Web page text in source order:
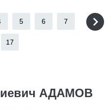
5 6 7
17
АДАМОВ